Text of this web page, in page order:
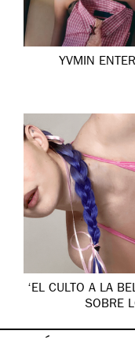
YVMIN
‘EL CULTO A LA
SOBRE